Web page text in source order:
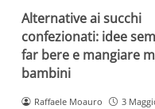
Alternative ai succhi
confezionati: idee
far bere e mangiare
bambini
Raffaele Moauro 3